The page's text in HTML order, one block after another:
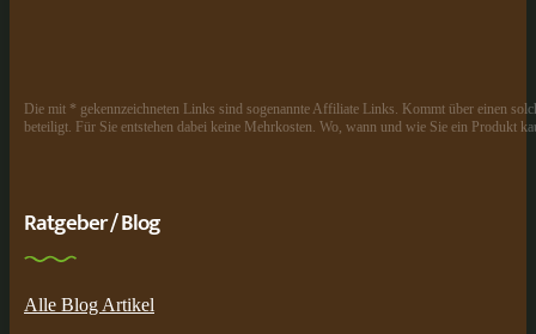
Die mit * gekennzeichneten Links sind sogenannte Affiliate Links. Kommt über einen
beteiligt. Für Sie entstehen dabei keine Mehrkosten. Wo, wann und wie Sie ein Produkt
Ratgeber / Blog
Alle Blog Artikel